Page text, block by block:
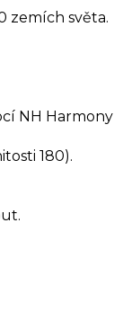
zemích světa.
NH Harmony
180).